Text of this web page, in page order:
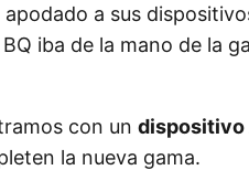
a sus
iba de la mano de la
con un dispositivo
la nueva gama.